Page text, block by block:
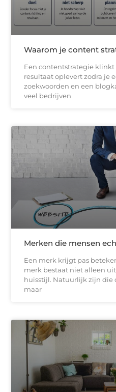
Waarom je content
Een contentstrategie klinkt
resultaat oplevert zodra je
zoekwoorden en een
veel bedrijven
Merken die mensen
Een merk krijgt pas
merk bestaat niet alleen
huisstijl. Natuurlijk zijn die
maar